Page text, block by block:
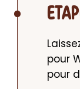
pour
pour